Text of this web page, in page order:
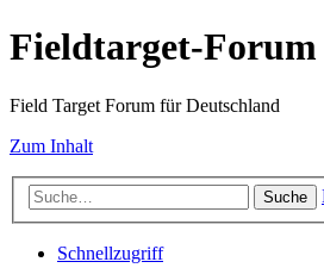
Fieldtarget-Forum
Field Target Forum für Deutschland
Zum Inhalt
Suche
Schnellzugriff